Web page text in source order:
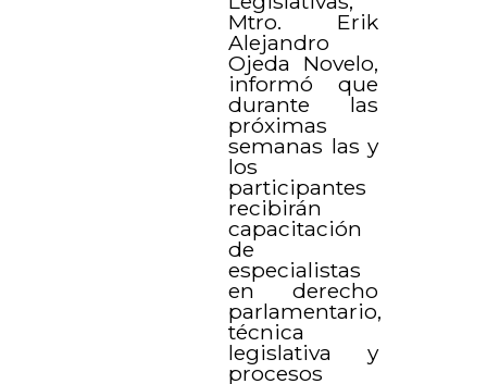
Mtro. Erik
Alejandro
Ojeda Novelo,
informó que
durante las
próximas
semanas las y
los
participantes
recibirán
capacitación
de
especialistas
en derecho
parlamentario,
técnica
legislativa y
procesos